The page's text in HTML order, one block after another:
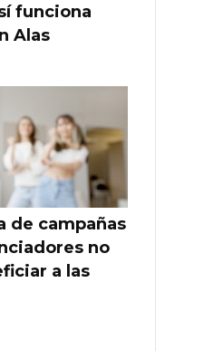
funciona
Alas
de campañas
no
a las